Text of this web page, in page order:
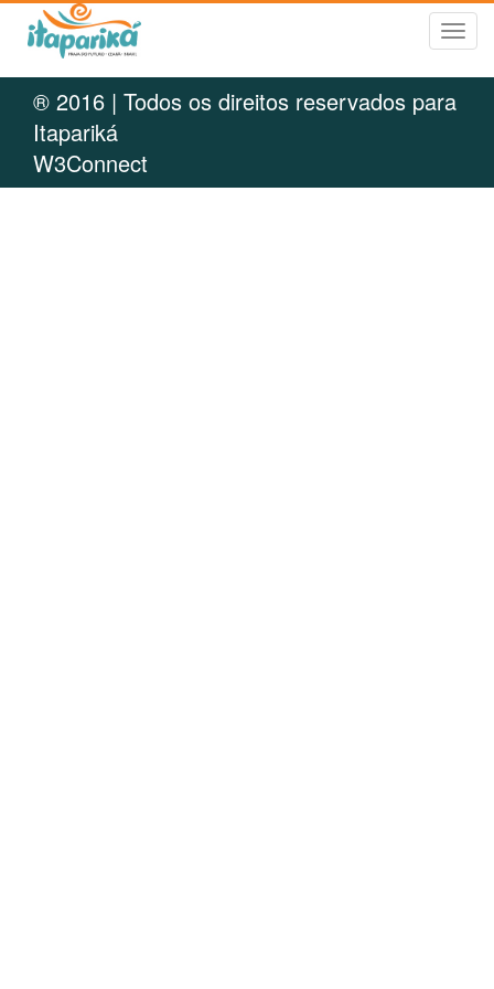
® 2016 | Todos os direitos reservados para
Itapariká
W3Connect